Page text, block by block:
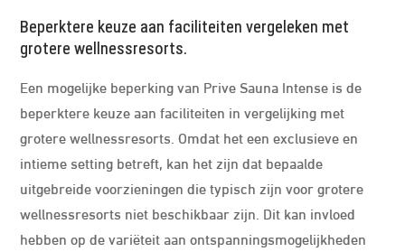
Beperktere keuze aan faciliteiten vergeleken met
grotere wellnessresorts.
Een mogelijke beperking van Prive Sauna Intense is de
beperktere keuze aan faciliteiten in vergelijking met
grotere wellnessresorts. Omdat het een exclusieve en
intieme setting betreft, kan het zijn dat bepaalde
uitgebreide voorzieningen die typisch zijn voor grotere
wellnessresorts niet beschikbaar zijn. Dit kan invloed
hebben op de variëteit aan ontspanningsmogelijkheden